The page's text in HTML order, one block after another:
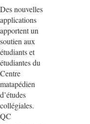
Des nouvelles
applications
apportent un
soutien aux
étudiants et
étudiantes du
Centre
matapédien
d’études
collégiales.
QC